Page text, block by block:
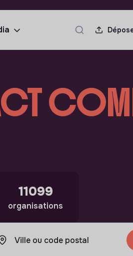
11099
organisations